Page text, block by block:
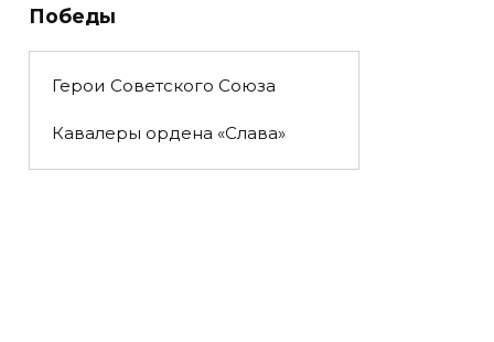
Победы
Герои Советского Союза
Кавалеры ордена «Слава»